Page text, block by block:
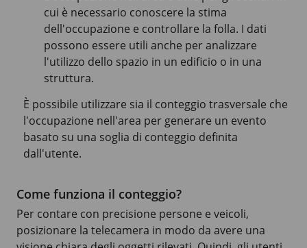
cui è necessario conoscere la stima
dell'occupazione e controllare la folla. I dati
possono essere utili anche per analizzare
l'utilizzo dello spazio in un edificio o in una
struttura.
È possibile utilizzare sia il conteggio trasversale che
l'occupazione nell'area per generare un evento
basato su una soglia di conteggio definita
dall'utente.
Come funziona il conteggio?
Per contare con precisione persone e veicoli,
posizionare la telecamera in modo da avere una